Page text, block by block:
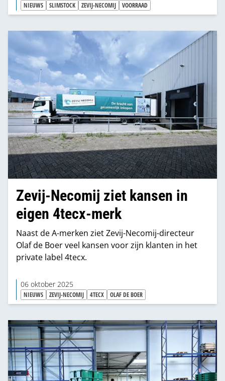
NIEUWS SLIMSTOCK ZEVIJ-NECOMIJ VOORRAAD
Zevij-Necomij ziet kansen in
eigen 4tecx-merk
Naast de A-merken ziet Zevij-Necomij-directeur
Olaf de Boer veel kansen voor zijn klanten in het
private label 4tecx.
06 oktober 2025
NIEUWS ZEVIJ-NECOMIJ 4TECX OLAF DE BOER